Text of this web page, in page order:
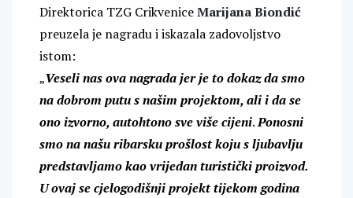
Direktorica TZG CrikveniceMarijana Biondić
preuzela je nagradu i iskazala zadovoljstvo
istom:
„Veseli nas ova nagrada jer je to dokaz da smo
na dobrom putu s našim projektom, ali i da se
ono izvorno, autohtono sve više cijeni.Ponosni
smo na našu ribarsku prošlost koju s ljubavlju
predstavljamo kao vrijedan turistički proizvod.
U ovaj se cjelogodišnji projekt tijekom godina